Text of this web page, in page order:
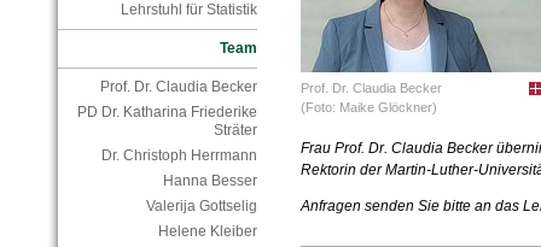
Lehrstuhl für Statistik
Team
Prof. Dr. Claudia Becker
PD Dr. Katharina Friederike
Sträter
Dr. Christoph Herrmann
Hanna Besser
Valerija Gottselig
Helene Kleiber
Prof. Dr. Claudia Becker
(Foto: Maike Glöckner)
Frau Prof. Dr. Claudia Becker
Rektorin der Martin-Luther-
Anfragen senden Sie bitte an das